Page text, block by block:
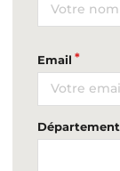
Email
Département